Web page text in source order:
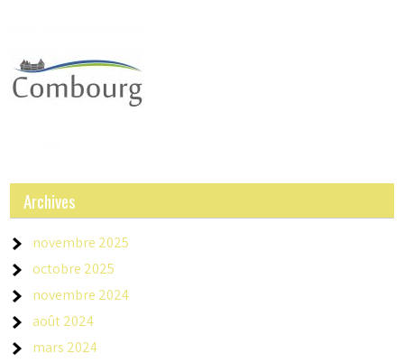
Archives
novembre 2025
octobre 2025
novembre 2024
août 2024
mars 2024